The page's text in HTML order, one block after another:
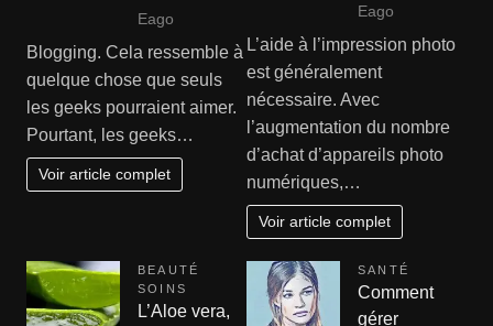
Eago
Blogging. Cela ressemble à
quelque chose que seuls
les geeks pourraient aimer.
Pourtant, les geeks…
Voir article complet
Eago
L’aide à l’impression photo
est généralement
nécessaire. Avec
l’augmentation du nombre
d’achat d’appareils photo
numériques,…
Voir article complet
BEAUTÉ
SOINS
L’Aloe vera,
SANTÉ
Comment
gérer